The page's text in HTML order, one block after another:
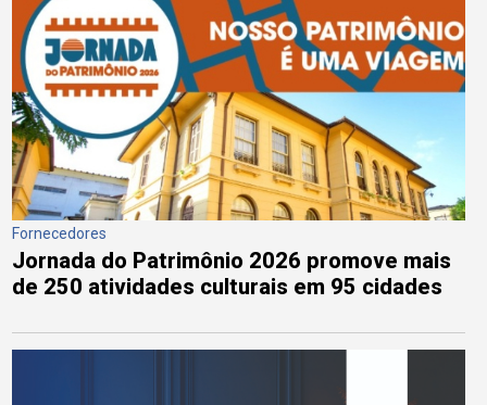
Fornecedores
Jornada do Patrimônio 2026 promove mais
de 250 atividades culturais em 95 cidades